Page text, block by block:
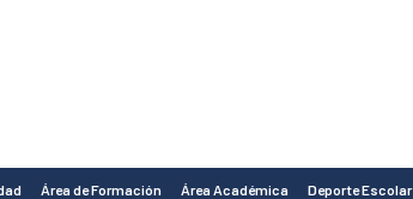
Área de Formación Área Académica Deporte Escolar